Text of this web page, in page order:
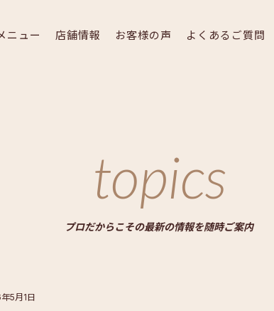
ニュー 店舗情報 お客様の声 よくあるご質問
topics
プロだからこその最新の情報を随時ご案内
5月1日